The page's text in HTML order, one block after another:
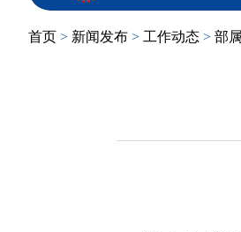
首页 > 新闻发布 > 工作动态 > 部